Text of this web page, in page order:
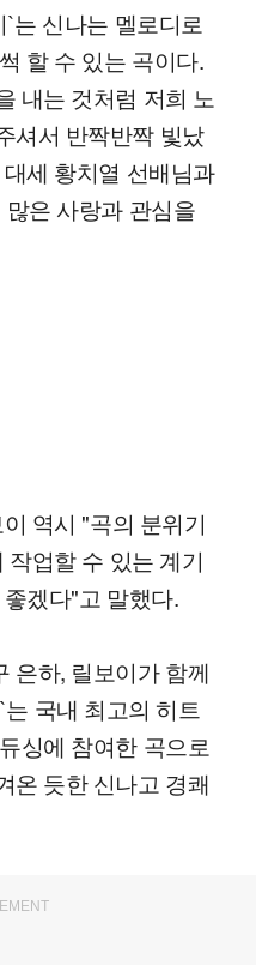
는 신나는 멜로디로
할 수 있는 곡이다.
내는 것처럼 저희 노
셔서 반짝반짝 빛났
세 황치열 선배님과
은 사랑과 관심을
역시 "곡의 분위기
업할 수 있는 계기
겠다"고 말했다.
은하, 릴보이가 함께
국내 최고의 히트
싱에 참여한 곡으로
온 듯한 신나고 경쾌